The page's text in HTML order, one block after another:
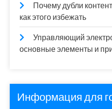
Почему дубли
как этого избежать
Управляющий
основные элементы и
Информация для